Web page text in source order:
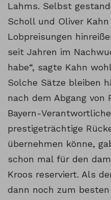
Lahms. Selbst
Scholl und Oliver
Lobpreisungen
seit Jahren im
habe“, sagte Kahn
Solche Sätze bleiben
nach dem Abgang von
Bayern-
prestigeträchtige
übernehmen könne,
schon mal für den
Kroos reserviert. Als
dann noch zum besten